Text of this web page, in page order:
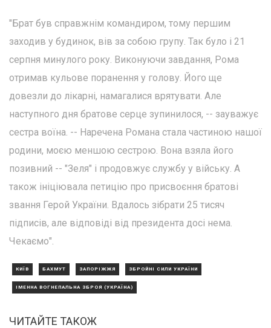
"Брат був справжнім командиром, тому першим
заходив у будинок, вів за собою групу. Так було і 21
серпня минулого року. Виконуючи завдання, Рома
отримав кульове поранення у голову. Його ще
довезли до лікарні, намагалися врятувати. Але
наступного дня братове серце зупинилося, -- зауважує
сестра воїна. -- Наречена Романа стала частиною нашої
родини, моєю меншою сестрою. Вона взяла його
позивний -- "Зеля" і продовжує службу у війську. А
також ініціювала петицію про присвоєння братові
звання Герой України. Вдалось зібрати 25 тисяч
підписів, але відповіді від президента досі нема.
Чекаємо".
КИЇВ БАХМУТ ЗАПОРІЖЖЯ ЗБРОЙНІ СИЛИ УКРАЇНИ
ІМЕННА ВОГНЕПАЛЬНА ЗБРОЯ (УКРАЇНА)
ЧИТАЙТЕ ТАКОЖ